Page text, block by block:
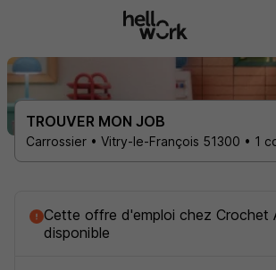
TROUVER MON JOB
Carrossier • Vitry-le-François 51300 • 1
Cette offre d'emploi chez Crochet
disponible